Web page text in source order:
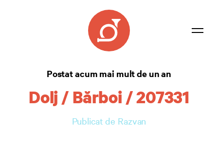
Contact
Autentificare
Postat acum mai mult de un an
Dolj / Bărboi / 207331
Publicat de Razvan